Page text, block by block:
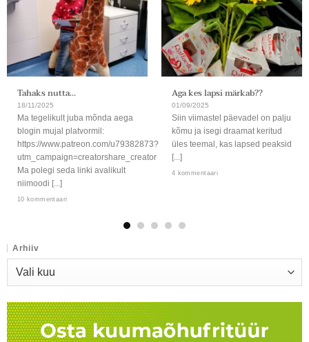
Tahaks nutta…
18/11/2025
Ma tegelikult juba mõnda aega
blogin mujal platvormil:
https://www.patreon.com/u79382873?
utm_campaign=creatorshare_creator
Ma polegi seda linki avalikult
niimoodi [...]
10 kommentaari
Aga kes lapsi märkab??
01/09/2025
Siin viimastel päevadel on palju
kõmu ja isegi draamat keritud
üles teemal, kas lapsed peaksid
[...]
4 kommentaari
Arhiiv
Arhiiv